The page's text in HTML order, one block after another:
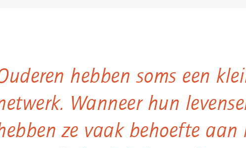
hebben soms een
Wanneer hun
ze vaak behoefte aan